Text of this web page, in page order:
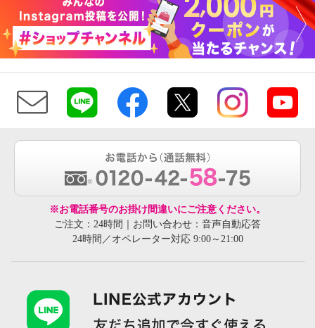
※お電話番号のお掛け間違いにご注意ください。
ご注文：24時間｜お問い合わせ：音声自動応答
24時間／オペレーター対応 9:00～21:00